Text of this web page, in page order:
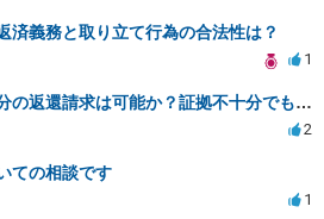
済義務と取り立て行為の合法性は？
1
借金返済で過払い分の返還請求は可能か？証拠不十分でも弁護士に相談したい
2
ての相談です
1